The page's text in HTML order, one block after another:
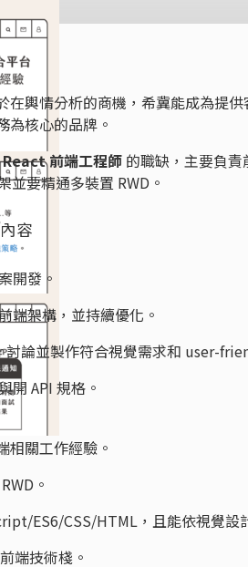
在輿情分析的商機，希冀能成為提
為核心的品牌。
前端工程師 的職缺，主要負
並要精通多裝置 RWD。
容
開發。
端架構，並持續優化。
論並製作符合視覺需求和 user-
開 API 規格。
相關工作經驗。
。
ES6/CSS/HTML，且能依視覺設
端技術棧。